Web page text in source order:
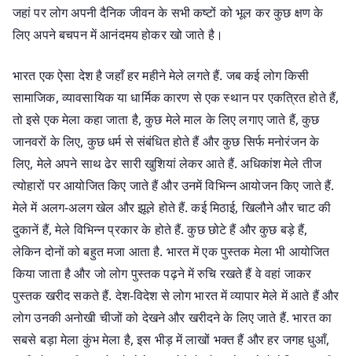
जहां पर लोग अपनी दैनिक जीवन के सभी कष्टों को भूल कर कुछ क्षण के
लिए अपने बचपन में आनंदमय होकर खो जाते है।
भारत एक ऐसा देश है जहाँ हर महीने मेले लगते हैं. जब कई लोग किसी
सामाजिक, व्यावसायिक या धार्मिक कारण से एक स्थान पर एकत्रित होते हैं,
तो इसे एक मेला कहा जाता है, कुछ मेले माल के लिए लगाए जाते हैं, कुछ
जानवरों के लिए, कुछ धर्म से संबंधित होते हैं और कुछ सिर्फ मनोरंजन के
लिए, मेले अपने साथ ढेर सारी खुशियां लेकर आते हैं. अधिकांश मेले तीज
त्योहारों पर आयोजित किए जाते हैं और उनमें विभिन्न आयोजन किए जाते हैं.
मेले में अलग-अलग खेल और झूले होते हैं. कई मिठाई, खिलौने और चाट की
दुकानें हैं, मेले विभिन्न प्रकार के होते हैं. कुछ छोटे हैं और कुछ बड़े हैं,
लेकिन दोनों को बहुत मजा आता है. भारत में एक पुस्तक मेला भी आयोजित
किया जाता है और जो लोग पुस्तक पढ़ने में रुचि रखते हैं वे वहां जाकर
पुस्तक खरीद सकते हैं. देश-विदेश से लोग भारत में व्यापार मेले में आते हैं और
लोग उनकी अनोखी चीजों को देखने और खरीदने के लिए जाते हैं. भारत का
सबसे बड़ा मेला कुंभ मेला है, इस भीड़ में लाखों भक्त हैं और हर जगह धुआँ,